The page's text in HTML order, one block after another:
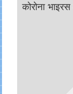
कोरोना